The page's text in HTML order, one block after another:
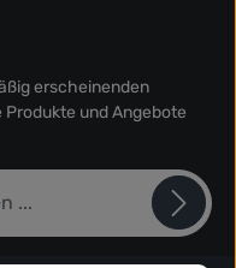
erscheinenden
und Angebote